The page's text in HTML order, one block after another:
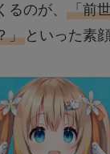
のが、 「前
」といった素